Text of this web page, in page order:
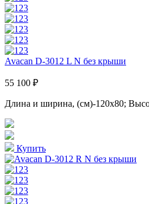
Avacan D-3012 L N без крыши
55 100 ₽
Длина и ширина, (см)-120x80;
Купить